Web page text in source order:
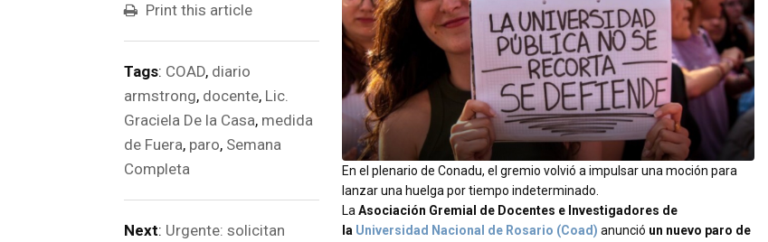
En el plenario de Conadu, el gremio volvió a impulsar una moción para
lanzar una huelga por tiempo indeterminado.
LaAsociación Gremial de Docentes e Investigadores de
la Universidad Nacional de Rosario (Coad) anunció un nuevo paro de
Print this article
Tags: COAD, diario
armstrong, docente, Lic.
Graciela De la Casa, medida
de Fuera, paro, Semana
Completa
Next: Urgente: solicitan